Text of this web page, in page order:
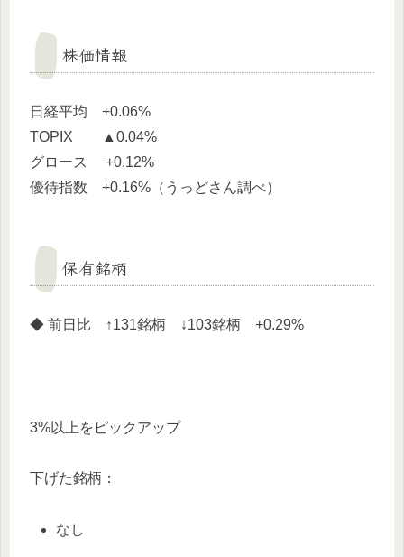
株価情報
日経平均 +0.06%
TOPIX ▲0.04%
グロース +0.12%
優待指数 +0.16%（うっどさん調べ）
保有銘柄
◆ 前日比 ↑131銘柄 ↓103銘柄 +0.29%
3%以上をピックアップ
下げた銘柄：
なし